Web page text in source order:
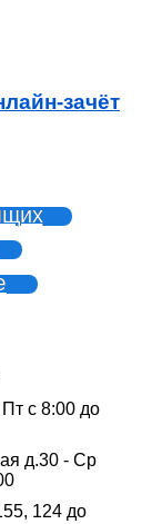
зачёт
с 8:00 до
д.30 - Ср
124 до